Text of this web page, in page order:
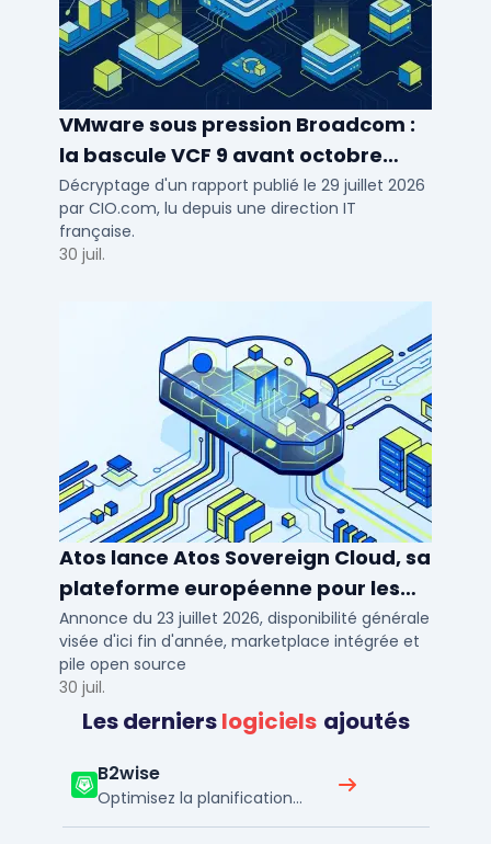
VMware sous pression Broadcom :
la bascule VCF 9 avant octobre
2027 rebat les cartes IT
Décryptage d'un rapport publié le 29 juillet 2026
par CIO.com, lu depuis une direction IT
française.
30 juil.
Atos lance Atos Sovereign Cloud, sa
plateforme européenne pour les
OIV et la défense
Annonce du 23 juillet 2026, disponibilité générale
visée d'ici fin d'année, marketplace intégrée et
pile open source
30 juil.
Les dernierslogiciels ajoutés
B2wise
Optimisez la planification